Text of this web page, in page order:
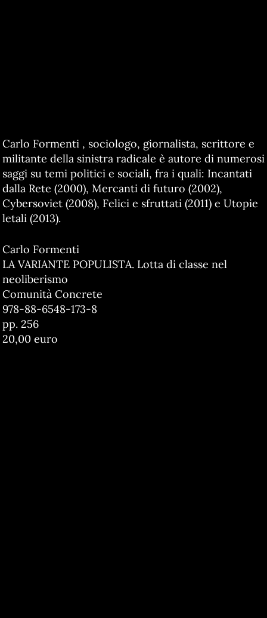
Carlo Formenti , sociologo, giornalista, scrittore e
militante della sinistra radicale è autore di numerosi
saggi su temi politici e sociali, fra i quali: Incantati
dalla Rete (2000), Mercanti di futuro (2002),
Cybersoviet (2008), Felici e sfruttati (2011) e Utopie
letali (2013).
Carlo Formenti
LA VARIANTE POPULISTA. Lotta di classe nel
neoliberismo
Comunità Concrete
978-88-6548-173-8
pp. 256
20,00 euro